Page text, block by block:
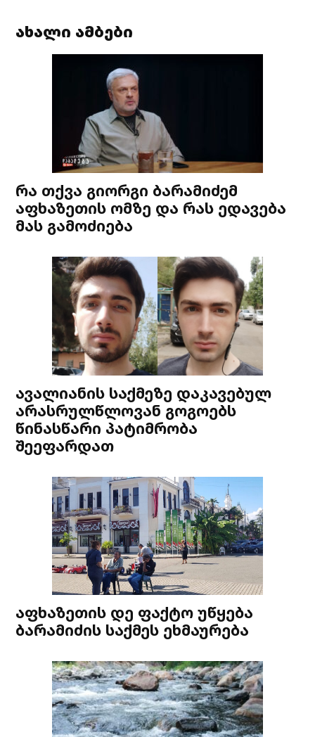
ახალი ამბები
რა თქვა გიორგი ბარამიძემ
აფხაზეთის ომზე და რას ედავება
მას გამოძიება
ავალიანის საქმეზე დაკავებულ
არასრულწლოვან გოგოებს
წინასწარი პატიმრობა
შეეფარდათ
აფხაზეთის დე ფაქტო უწყება
ბარამიძის საქმეს ეხმაურება